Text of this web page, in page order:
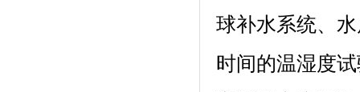
球补水系统
时间的温湿度试验